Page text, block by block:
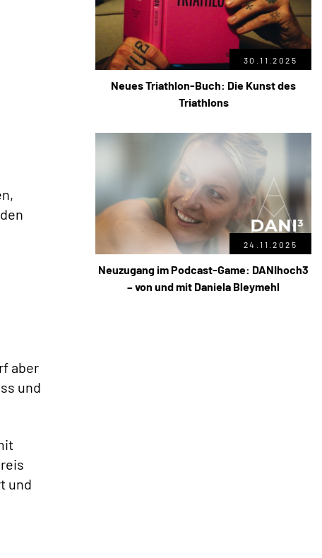
aber
und
und
30.11.2025
Neues Triathlon-Buch: Die Kunst des
Triathlons
24.11.2025
Neuzugang im Podcast-Game: DANIhoch3
– von und mit Daniela Bleymehl